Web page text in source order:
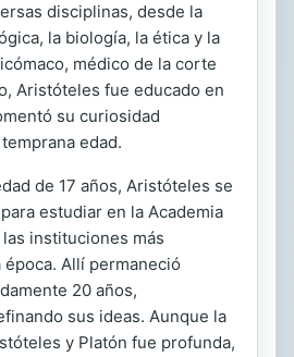
disciplinas, desde la
la biología, la ética y la
médico de la corte
Aristóteles fue educado en
su curiosidad
edad.
de 17 años, Aristóteles se
estudiar en la Academia
instituciones más
Allí permaneció
20 años,
sus ideas. Aunque la
y Platón fue profunda,